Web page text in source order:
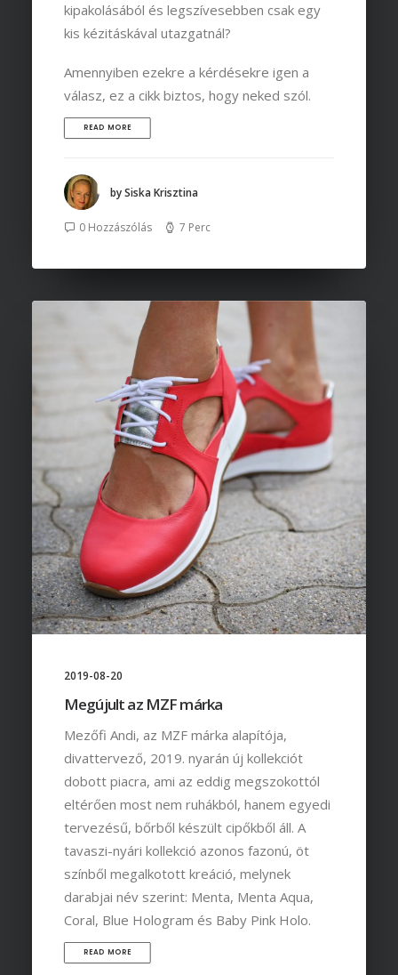
kipakolásából és legszívesebben csak egy
kis kézitáskával utazgatnál?
Amennyiben ezekre a kérdésekre igen a
válasz, ez a cikk biztos, hogy neked szól.
READ MORE
by Siska Krisztina
0 Hozzászólás 7 Perc
2019-08-20
Megújult az MZF márka
Mezőfi Andi, az MZF márka alapítója,
divattervező, 2019. nyarán új kollekciót
dobott piacra, ami az eddig megszokottól
eltérően most nem ruhákból, hanem egyedi
tervezésű, bőrből készült cipőkből áll. A
tavaszi-nyári kollekció azonos fazonú, öt
színből megalkotott kreáció, melynek
darabjai név szerint: Menta, Menta Aqua,
Coral, Blue Hologram és Baby Pink Holo.
READ MORE